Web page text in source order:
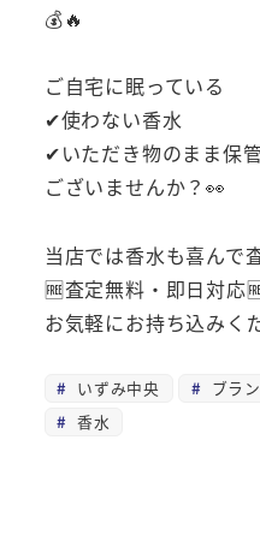
💰🔥
ご自宅に眠っている
✔使わない香水
✔いただき物のまま保
ございませんか？👀
当店では香水も喜んで
🆓査定無料・即日対応
お気軽にお持ち込みく
いずみ中央 ブラ
香水